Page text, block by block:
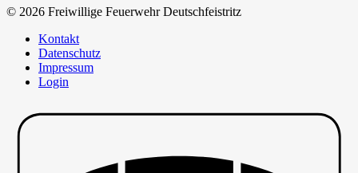
© 2026 Freiwillige Feuerwehr Deutschfeistritz
Kontakt
Datenschutz
Impressum
Login